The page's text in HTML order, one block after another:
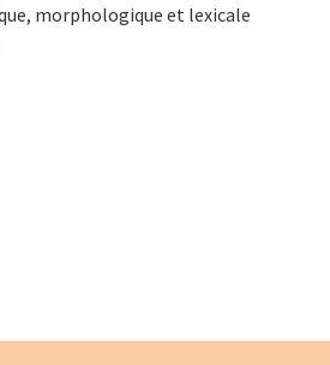
morphologique et lexicale